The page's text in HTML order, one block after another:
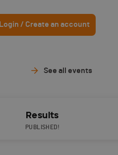
Login / Create an account
See all events
Results
PUBLISHED!